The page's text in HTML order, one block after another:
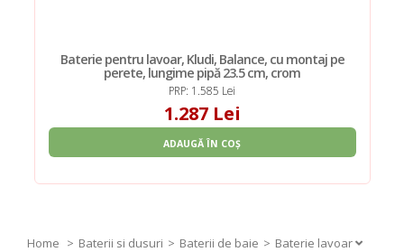
Baterie pentru lavoar, Kludi, Balance, cu montaj pe
perete, lungime pipă 23.5 cm, crom
PRP: 1.585 Lei
1.287 Lei
ADAUGĂ ÎN COȘ
Home Baterii si dusuri Baterii de baie
Baterie lavoar